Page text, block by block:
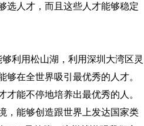
选人才，而且这些人才能够稳定
利用松山湖，利用深圳大湾区灵
在全世界吸引最优秀的人才。
能不停地培养出最优秀的人。
，能够创造跟世界上发达国家类